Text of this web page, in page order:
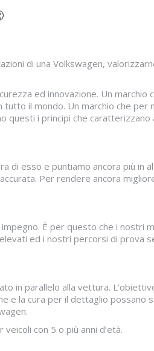
di una Volkswagen,
ed innovazione. Un marchio
il mondo. Un marchio che per
questi i principi che caratterizzano
di esso e puntiamo ancora più in
Per rendere ancora
È per questo che i nostri
ed i nostri percorsi di prova
in parallelo alla vettura.
e la cura per il dettaglio possano
con 5 o più anni d’età.